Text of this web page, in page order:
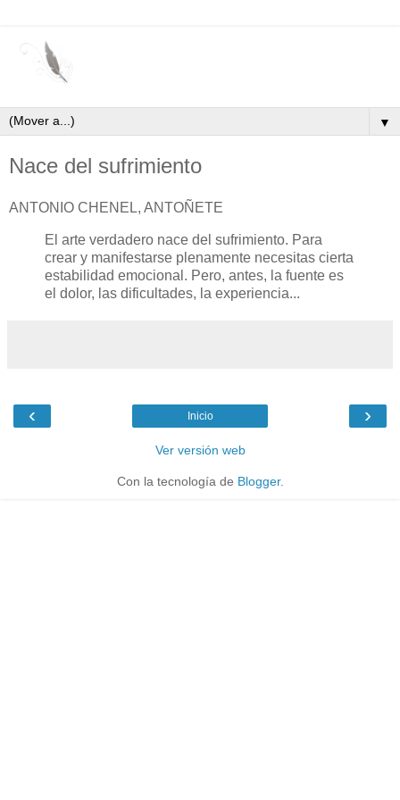
▼
Nace del sufrimiento
ANTONIO CHENEL, ANTOÑETE
El arte verdadero nace del sufrimiento. Para
crear y manifestarse plenamente necesitas cierta
estabilidad emocional. Pero, antes, la fuente es
el dolor, las dificultades, la experiencia...
‹ ›
Inicio
Ver versión web
Con la tecnología de Blogger.